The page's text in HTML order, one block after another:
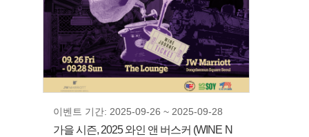
이벤트 기간: 2025-09-26 ~ 2025-09-28
가을 시즌, 2025 와인 앤 버스커 (WINE N